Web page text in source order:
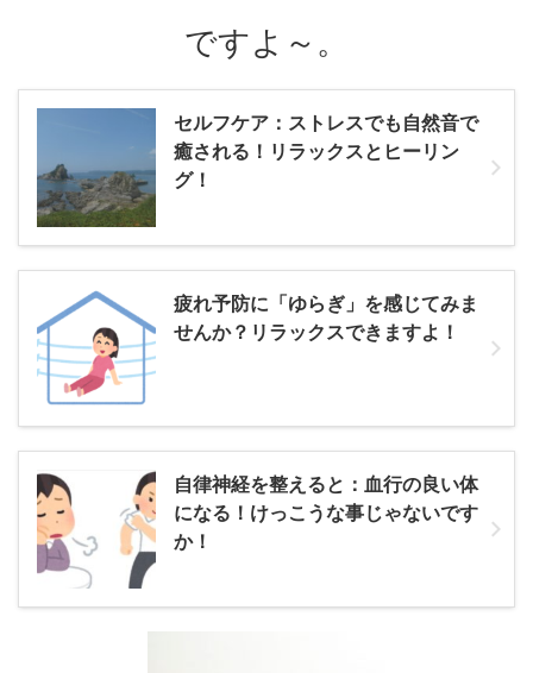
ですよ～。
セルフケア：ストレスでも自然音で
癒される！リラックスとヒーリン
グ！
疲れ予防に「ゆらぎ」を感じてみま
せんか？リラックスできますよ！
自律神経を整えると：血行の良い体
になる！けっこうな事じゃないです
か！